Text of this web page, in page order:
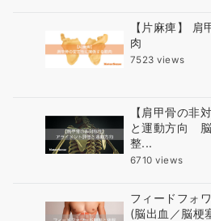
【片麻痺】
肉
7523 views
【肩甲骨の非
と運動方向 脳
整...
6710 views
フィードフォ
(脳出血／脳梗